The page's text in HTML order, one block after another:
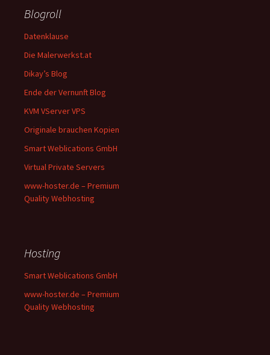
Blogroll
Datenklause
Die Malerwerkst.at
Dikay’s Blog
Ende der Vernunft Blog
KVM VServer VPS
Originale brauchen Kopien
Smart Weblications GmbH
Virtual Private Servers
www-hoster.de – Premium
Quality Webhosting
Hosting
Smart Weblications GmbH
www-hoster.de – Premium
Quality Webhosting